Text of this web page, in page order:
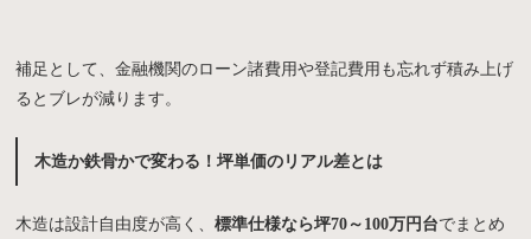
補足として、金融機関のローン諸費用や登記費用も忘れず積み上げ
るとブレが減ります。
木造か鉄骨かで変わる！坪単価のリアル差とは
木造は設計自由度が高く、標準仕様なら坪70～100万円台でまとめ